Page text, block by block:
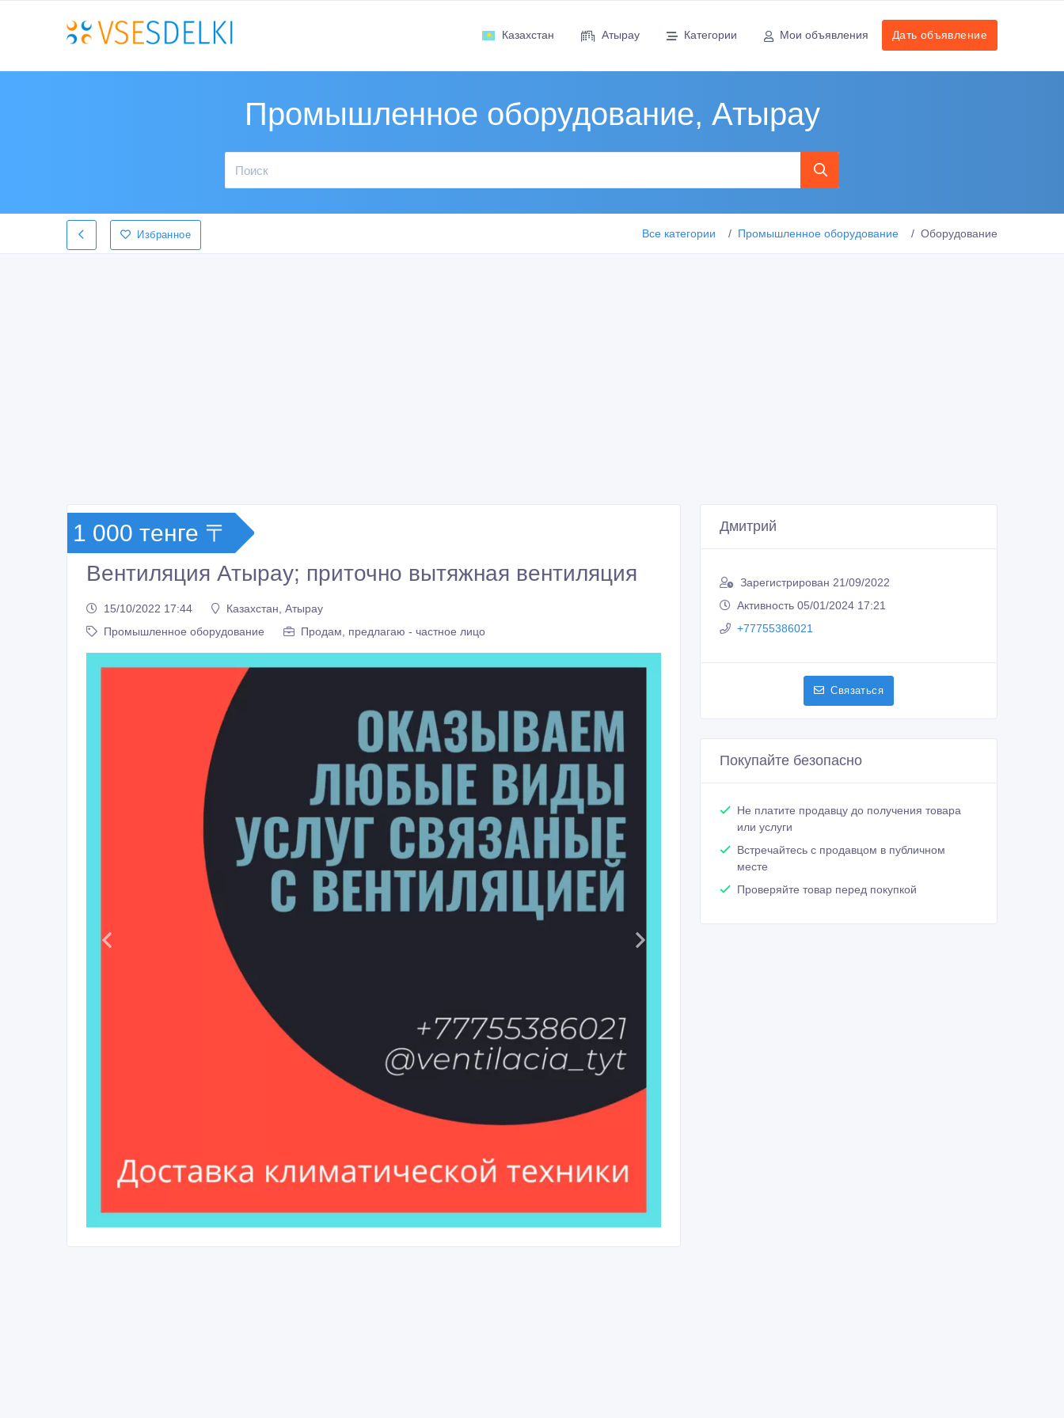
Казахстан Атырау Категории Мои объявления Дать объявление
Промышленное оборудование, Атырау
Избранное Все категории Промышленное оборудование Оборудование
1 000 тенге 〒
Вентиляция Атырау; приточно вытяжная вентиляция
15/10/2022 17:44
Казахстан, Атырау
Промышленное оборудование
Продам, предлагаю - частное лицо
Дмитрий
Зарегистрирован 21/09/2022
Активность 05/01/2024 17:21
+77755386021
Связаться
Покупайте безопасно
Не платите продавцу до получения товара
или услуги
Встречайтесь с продавцом в публичном
месте
Проверяйте товар перед покупкой